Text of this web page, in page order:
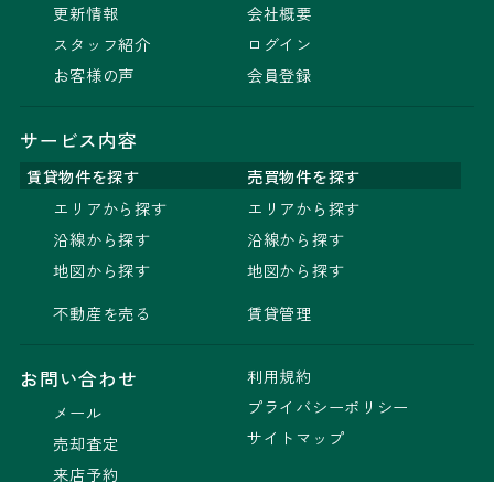
更新情報
スタッフ紹介
お客様の声
会社概要
ログイン
会員登録
サービス内容
賃貸物件を探す
売買物件を探す
エリアから探す
沿線から探す
地図から探す
不動産を売る
エリアから探す
沿線から探す
地図から探す
賃貸管理
お問い合わせ
メール
売却査定
来店予約
利用規約
プライバシーポリシー
サイトマップ